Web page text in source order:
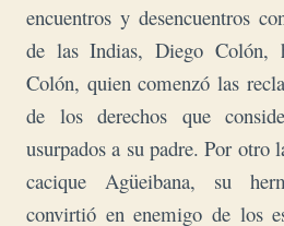
encuentros y desencuentros
de las Indias, Diego Colón,
Colón, quien comenzó las
de los derechos que
usurpados a su padre. Por otro
cacique Agüeibana, su
convirtió en enemigo de los